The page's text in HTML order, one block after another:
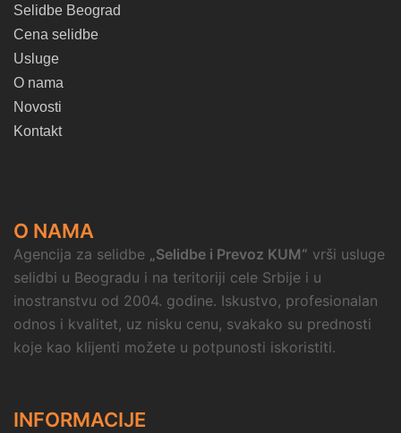
Selidbe Beograd
Cena selidbe
Usluge
O nama
Novosti
Kontakt
O NAMA
Agencija za selidbe „Selidbe i Prevoz KUM“ vrši usluge
selidbi u Beogradu i na teritoriji cele Srbije i u
inostranstvu od 2004. godine. Iskustvo, profesionalan
odnos i kvalitet, uz nisku cenu, svakako su prednosti
koje kao klijenti možete u potpunosti iskoristiti.
INFORMACIJE